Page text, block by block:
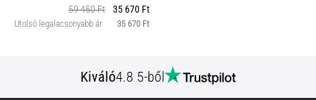
59 450 Ft
35 670 Ft
Utolsó legalacsonyabb ár 35 670 Ft
Kiváló4.8 5-ből